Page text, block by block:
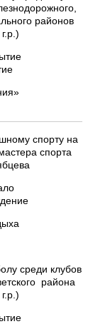
районов
б)
спорту на
спорта
среди клубов
района